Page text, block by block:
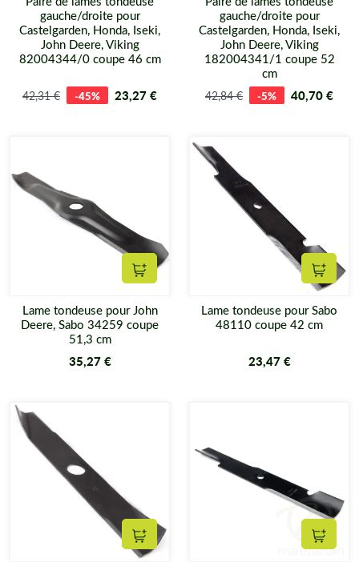
nos pièces lames de tondeuse pour SABO présentes sur notre
site Matijardin sont la propriété intellectuelle de la sociétéP et
R Web. Toute utilisation frauduleuse du contenu photographique
de nos lames tondeuse pour SABO, sans autorisation de l'auteur
P et R Webest formellement interdite et entraînera des
poursuites. Article L122-4 du Code de la Propriété
Matijardin.fr vous remercie de votre
gauche/droite pour
Castelgarden, Honda, Iseki,
John Deere, Viking
82004344/0 coupe 46 cm
42,31 € -45% 23,27 €
gauche/droite pour
Castelgarden, Honda, Iseki,
John Deere, Viking
182004341/1 coupe 52
cm
42,84 € -5% 40,70 €
Ajouter au panier
Lame tondeuse pour John
Deere, Sabo 34259 coupe
51,3 cm
35,27 €
Lame tondeuse pour Sabo
48110 coupe 42 cm
23,47 €
Ajouter au panier